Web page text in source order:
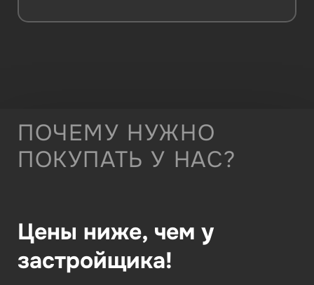
ПОЧЕМУ НУЖНО
ПОКУПАТЬ У НАС?
Цены ниже, чем у
застройщика!